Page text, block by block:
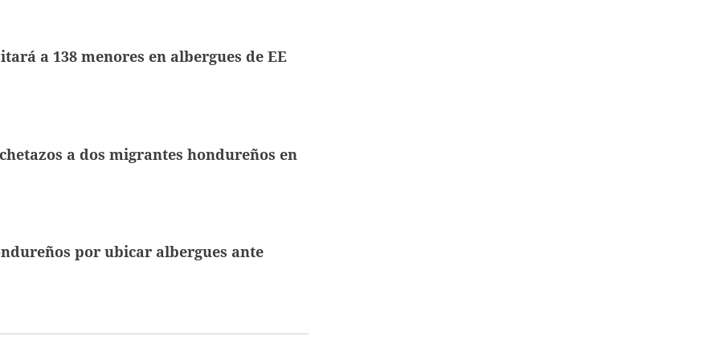
a 138 menores en albergues de EE
a dos migrantes hondureños en
por ubicar albergues ante